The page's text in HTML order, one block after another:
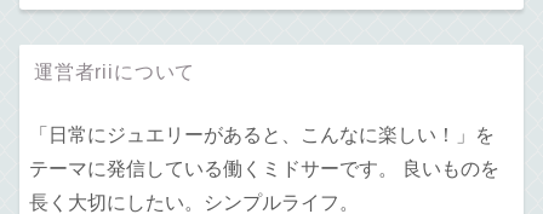
運営者riiについて
「日常にジュエリーがあると、こんなに楽しい！」を
テーマに発信している働くミドサーです。 良いものを
長く大切にしたい。シンプルライフ。